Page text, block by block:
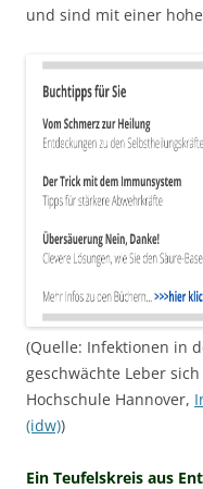
und sind mit einer
(Quelle: Infektionen in
geschwächte Leber
Hochschule Hannover,
(idw))
Ein Teufelskreis aus